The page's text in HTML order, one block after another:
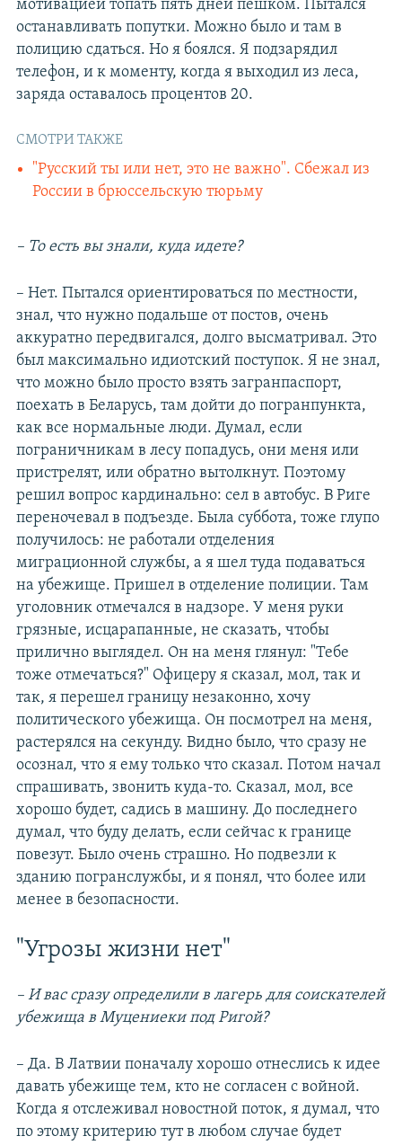
мотивацией топать пять дней пешком. Пытался
останавливать попутки. Можно было и там в
полицию сдаться. Но я боялся. Я подзарядил
телефон, и к моменту, когда я выходил из леса,
заряда оставалось процентов 20.
СМОТРИ ТАКЖЕ
"Русский ты или нет, это не важно". Сбежал из
России в брюссельскую тюрьму
– То есть вы знали, куда идете?
– Нет. Пытался ориентироваться по местности,
знал, что нужно подальше от постов, очень
аккуратно передвигался, долго высматривал. Это
был максимально идиотский поступок. Я не знал,
что можно было просто взять загранпаспорт,
поехать в Беларусь, там дойти до погранпункта,
как все нормальные люди. Думал, если
пограничникам в лесу попадусь, они меня или
пристрелят, или обратно вытолкнут. Поэтому
решил вопрос кардинально: сел в автобус. В Риге
переночевал в подъезде. Была суббота, тоже глупо
получилось: не работали отделения
миграционной службы, а я шел туда подаваться
на убежище. Пришел в отделение полиции. Там
уголовник отмечался в надзоре. У меня руки
грязные, исцарапанные, не сказать, чтобы
прилично выглядел. Он на меня глянул: "Тебе
тоже отмечаться?" Офицеру я сказал, мол, так и
так, я перешел границу незаконно, хочу
политического убежища. Он посмотрел на меня,
растерялся на секунду. Видно было, что сразу не
осознал, что я ему только что сказал. Потом начал
спрашивать, звонить куда-то. Сказал, мол, все
хорошо будет, садись в машину. До последнего
думал, что буду делать, если сейчас к границе
повезут. Было очень страшно. Но подвезли к
зданию погранслужбы, и я понял, что более или
менее в безопасности.
"Угрозы жизни нет"
– И вас сразу определили в лагерь для соискателей
убежища в Муцениеки под Ригой?
– Да. В Латвии поначалу хорошо отнеслись к идее
давать убежище тем, кто не согласен с войной.
Когда я отслеживал новостной поток, я думал, что
по этому критерию тут в любом случае будет